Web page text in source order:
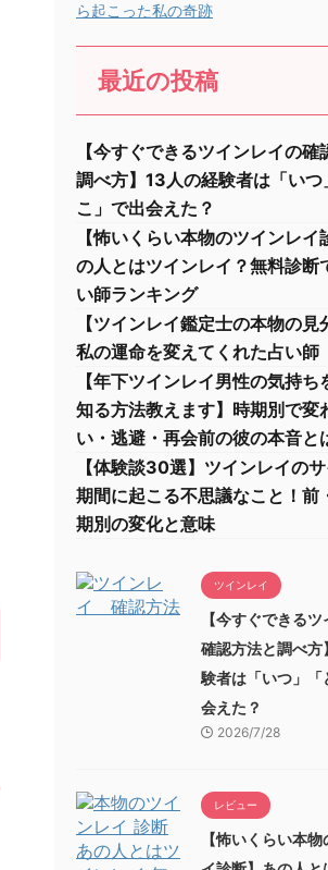
ら起こった私の奇跡
最近の投稿
【今すぐできるツインレイの確
調べ方】13人の経験者は「いつ
こ」で出会えた？
【怖いくらい本物のツインレイ
の人とはツインレイ？無料診断
い師ランキング
【ツインレイ鑑定士の本物の見
私の運命を変えてくれた占い師
【年下ツインレイ男性の気持ち
知る方法教えます】時期別で変
い・逃避・再会前の彼の本音と
【体験談30選】ツインレイの
期間に起こる不思議なこと！前
期別の変化と意味
ツインレイ
【今すぐできる
確認方法と調べ方
験者は「いつ」「
会えた？
2026/7/28
レビュー
【怖いくらい本